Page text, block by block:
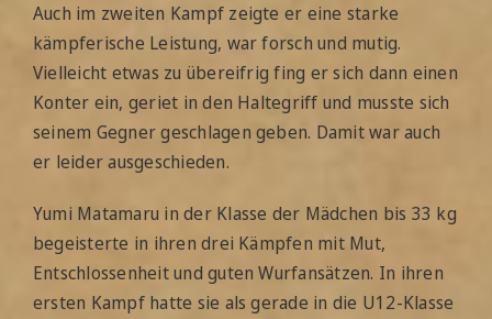
Auch im zweiten Kampf zeigte er eine starke
kämpferische Leistung, war forsch und mutig.
Vielleicht etwas zu übereifrig fing er sich dann einen
Konter ein, geriet in den Haltegriff und musste sich
seinem Gegner geschlagen geben. Damit war auch
er leider ausgeschieden.
Yumi Matamaru in der Klasse der Mädchen bis 33 kg
begeisterte in ihren drei Kämpfen mit Mut,
Entschlossenheit und guten Wurfansätzen. In ihren
ersten Kampf hatte sie als gerade in die U12-Klasse